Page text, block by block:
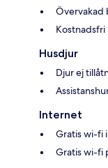
Övervakad
Husdjur
Djur ej
Internet
Gratis wi-fi
Gratis wi-fi